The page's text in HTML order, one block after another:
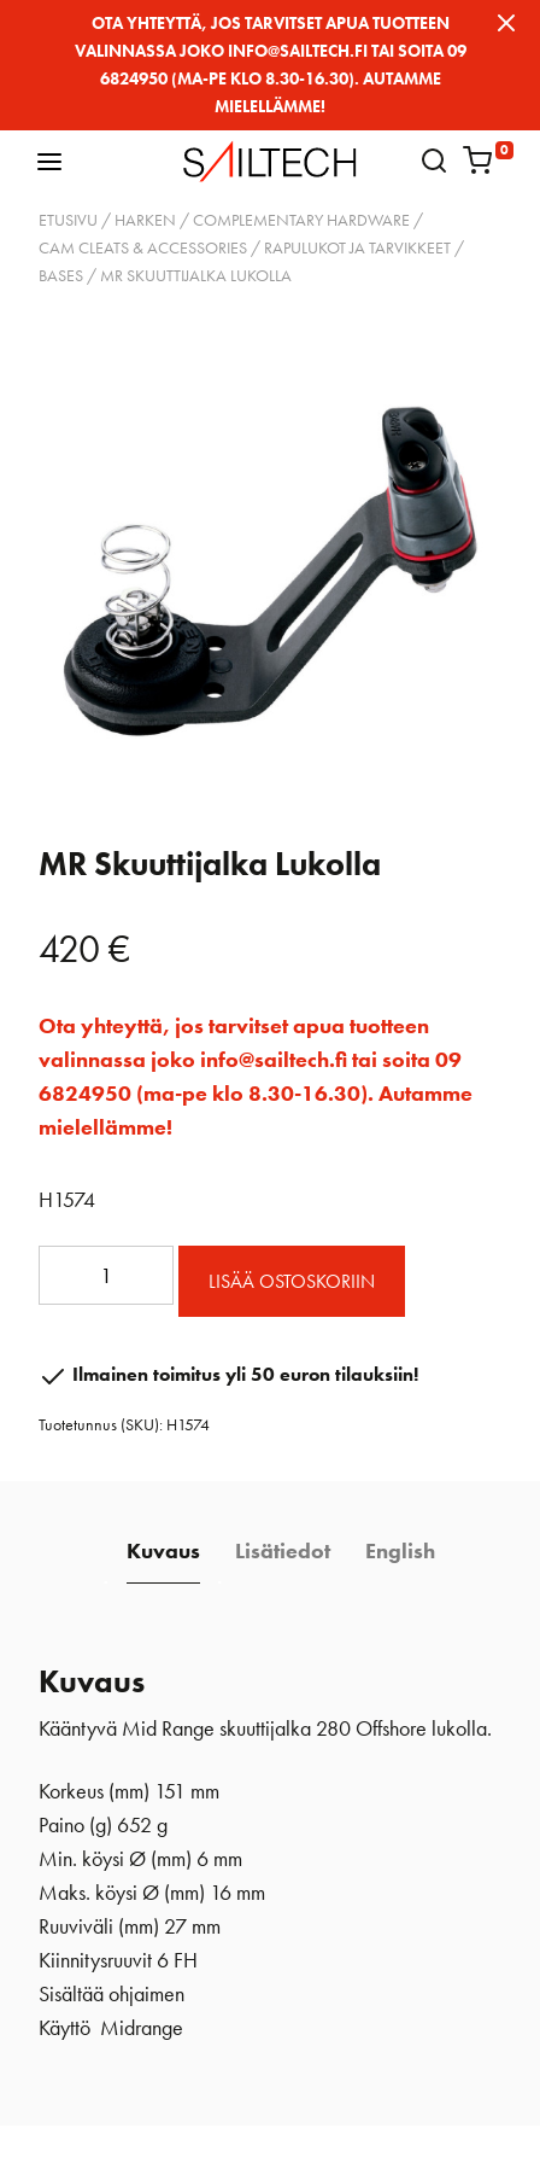
OTA YHTEYTTÄ, JOS TARVITSET APUA TUOTTEEN
VALINNASSA JOKO INFO@SAILTECH.FI TAI SOITA 09
6824950 (MA-PE KLO 8.30-16.30). AUTAMME
MIELELLÄMME!
0
ETUSIVU / HARKEN /COMPLEMENTARY HARDWARE /
CAM CLEATS & ACCESSORIES / RAPULUKOT JA TARVIKKEET /
BASES / MR SKUUTTIJALKA LUKOLLA
MR Skuuttijalka Lukolla
420€
Ota yhteyttä, jos tarvitset apua tuotteen
valinnassa joko info@sailtech.fi tai soita 09
6824950 (ma-pe klo 8.30-16.30). Autamme
mielellämme!
H1574
määrä
LISÄÄ OSTOSKORIIN
Ilmainen toimitus yli 50 euron tilauksiin!
Tuotetunnus (SKU): H1574
Kuvaus Lisätiedot English
Kuvaus
Kääntyvä Mid Range skuuttijalka 280 Offshore lukolla.
Korkeus (mm) 151 mm
Paino (g) 652 g
Min. köysi Ø (mm) 6 mm
Maks. köysi Ø (mm) 16 mm
Ruuviväli (mm) 27 mm
Kiinnitysruuvit 6 FH
Sisältää ohjaimen
Käyttö Midrange